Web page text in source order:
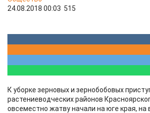
24.08.2018 00:03 515
К уборке зерновых и зернобобовых
растениеводческих районов
овсеместно жатву начали на юге края, на